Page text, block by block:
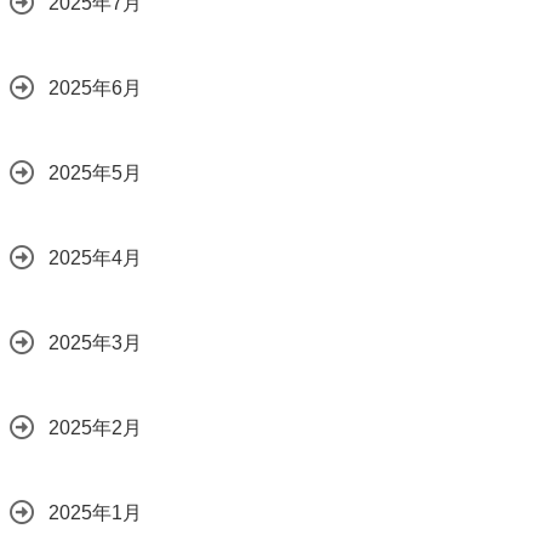
2025年6月
2025年5月
2025年4月
2025年3月
2025年2月
2025年1月